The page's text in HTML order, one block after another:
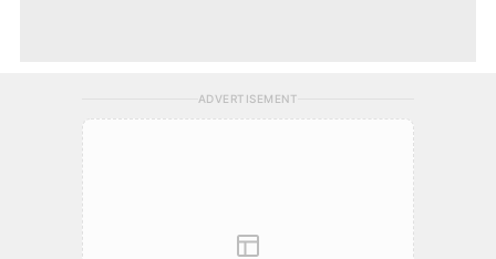
ADVERTISEMENT